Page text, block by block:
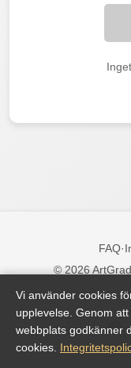
FAQ·
© 2026
Vi använder cookies
upplevelse. Genom
webbplats godkänner
cookies.